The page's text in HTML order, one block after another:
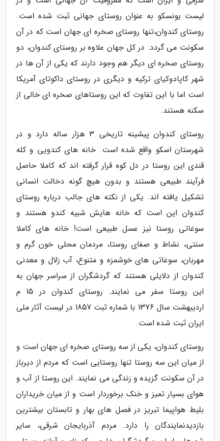
لیست یونسکو به عنوان روستای جهانی ثبت شده است.
روستای کندوان،تنها روستای صخره ای جهان است که در آن
سکونت می گردد. در کل جهان علاوه بر روستای کندوان، دو
روستای صخره ای دیگر هم وجود دارند که یکی از آن ها در
شهر کاپادوکیای ترکیه و دیگری در روستای داکوتای آمریکا
است اما با این تفاوت که این روستاهای صخره ای خالی از
سکنه هستند.
روستای کندوان پیشینه تاریخی 3 هزار ساله دارد و در
شهرستان اسکو واقع شده است. خانه های کندویی و کله
قندی این روستا در دل کوه قرار گرفته اند که کاملا حاصل
فرآیند طبیعی هستند و بدون هیچ گونه دخالت انسانی
تشکیل یافته اند. یکی از نکته های جالب درباره روستای
کندوان این است که خانه هایش شبیه کندو هستند و
سوغاتی روستا نیز عسل طبیعی است! خانه های کاملا
سنتی، نشاط و صفای روستا، مردمان محلی خون گرم و
مهربان، سوغاتی های خوشمزه و متنوع، آب زلال و معدنی
کندوان از دلایلی هستند که گردشگران از سراسر جهان به
این روستا سفر می نمایند. روستای کندوان در 15 م
اردیبهشت سال 1376 با شماره ثبت 1857 در لیست آثار ملی
ایران ثبت شده است.
روستای کندوان، یکی از سه روستای صخره ای جهان است و
از میان این سه روستا تنها روستایی است که مردم از دیرباز
در آن سکونت گزیده و زندگی می نمایند. این روستا از آب و
هوای بسیار تمیز و خنک برخوردار است و از میان خریداران
بلیط هواپیما تبریز در فصل های بهار و تابستان بیشترین
بازدیدنمایندگان را دارد. مردم آذربایجان شرقی، سایر